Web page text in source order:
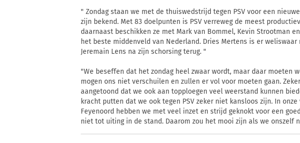
" Zondag staan we met de thuiswedstrijd tegen PSV voor een
zijn bekend. Met 83 doelpunten is PSV verreweg de meest
daarnaast beschikken ze met Mark van Bommel, Kevin Strootman
het beste middenveld van Nederland. Dries Mertens is er
Jeremain Lens na zijn schorsing terug. "
"We beseffen dat het zondag heel zwaar wordt, maar daar moeten
mogen ons niet verschuilen en zullen er vol voor moeten gaan.
aangetoond dat we ook aan topploegen veel weerstand kunnen
kracht putten dat we ook tegen PSV zeker niet kansloos zijn. In
Feyenoord hebben we met veel inzet en strijd geknokt voor een
niet tot uiting in de stand. Daarom zou het mooi zijn als we onszelf